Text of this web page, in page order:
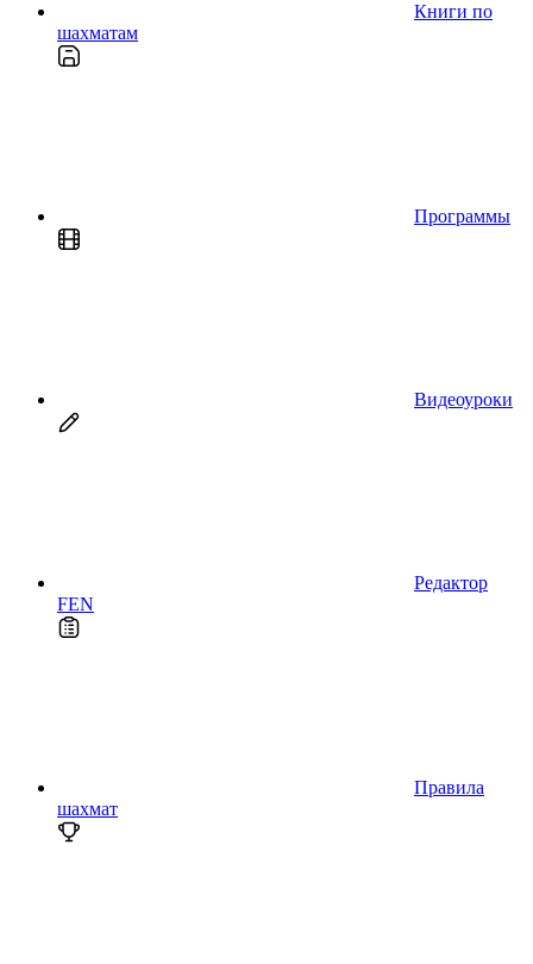
Книги по
шахматам
Программы
Видеоуроки
Редактор
FEN
Правила
шахмат